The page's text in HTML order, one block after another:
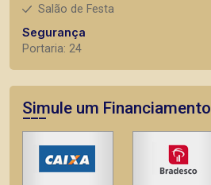
Salão de Festa
Segurança
Portaria: 24
Simule um Financiamento